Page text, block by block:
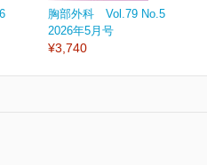
胸部外科 Vol.79 No.5
2026年5月号
¥3,740